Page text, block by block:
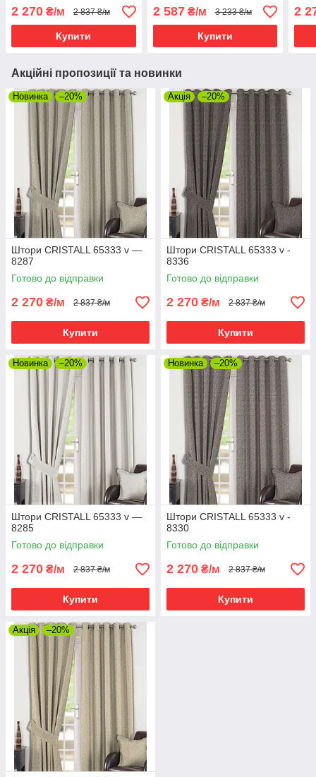
2 270 ₴/м 2 837 ₴/м
Купити
2 587₴/м 3 233 ₴/м
Купити
2
Акційні пропозиції та новинки
Новинка –20%
Штори CRISTALL 65333 v —
8287
Готово до відправки
2 270 ₴/м 2 837 ₴/м
Купити
Акція –20%
Штори CRISTALL 65333 v -
8336
Готово до відправки
2 270 ₴/м 2 837 ₴/м
Купити
Новинка –20%
Штори CRISTALL 65333 v —
8285
Готово до відправки
2 270 ₴/м 2 837 ₴/м
Купити
Новинка –20%
Штори CRISTALL 65333 v -
8330
Готово до відправки
2 270 ₴/м 2 837 ₴/м
Купити
Акція –20%